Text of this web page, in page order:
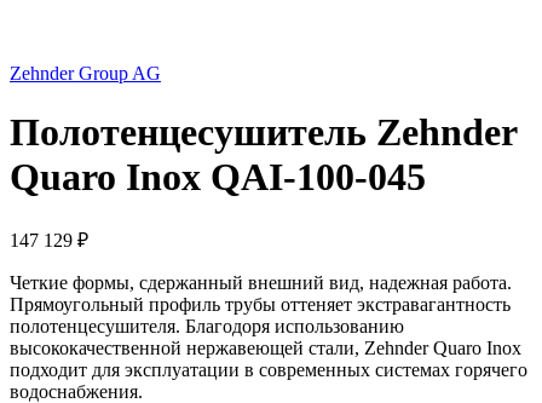
Zehnder Group AG
Полотенцесушитель Zehnder
Quaro Inox QAI-100-045
147 129 ₽
Четкие формы, сдержанный внешний вид, надежная работа.
Прямоугольный профиль трубы оттеняет экстравагантность
полотенцесушителя. Благодоря использованию
высококачественной нержавеющей стали, Zehnder Quaro Inox
подходит для эксплуатации в современных системах горячего
водоснабжения.